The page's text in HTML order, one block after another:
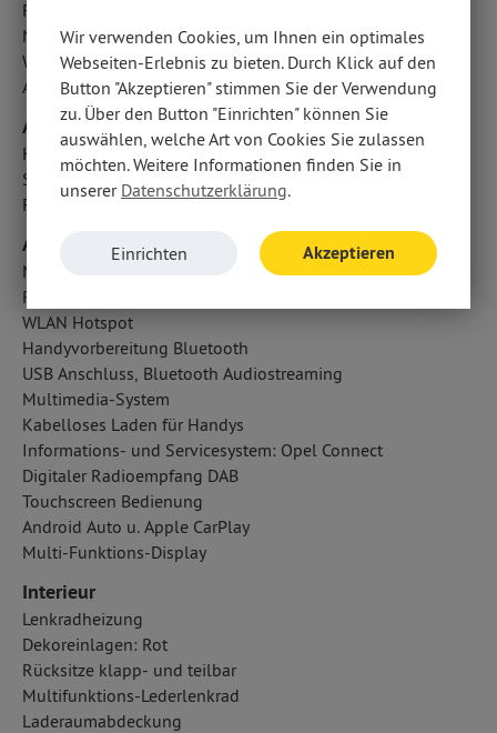
Fahrlichtautomatik
Notrufsystem
Wegfahrsperre
Außentemperatur Anzeige
Airbags
Kopfairbag vorn und hinten
Seitenairbag vorn
Fahrer- /Beifahrerairbag
Audio & Kommunikation
Navigationssystem: Multimedia Navi Pro 10
Radio
WLAN Hotspot
Handyvorbereitung Bluetooth
USB Anschluss, Bluetooth Audiostreaming
Multimedia-System
Kabelloses Laden für Handys
Informations- und Servicesystem: Opel Connect
Digitaler Radioempfang DAB
Touchscreen Bedienung
Android Auto u. Apple CarPlay
Multi-Funktions-Display
Interieur
Lenkradheizung
Dekoreinlagen: Rot
Rücksitze klapp- und teilbar
Multifunktions-Lederlenkrad
Laderaumabdeckung
Wir verwenden Cookies, um Ihnen ein optimales
Webseiten-Erlebnis zu bieten. Durch Klick auf den
Button "Akzeptieren" stimmen Sie der Verwendung
zu. Über den Button "Einrichten" können Sie
auswählen, welche Art von Cookies Sie zulassen
möchten. Weitere Informationen finden Sie in
unserer Datenschutzerklärung.
Einrichten Akzeptieren